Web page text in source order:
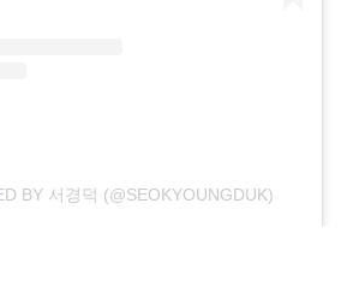
BY 서경덕 (@SEOKYOUNGDUK)